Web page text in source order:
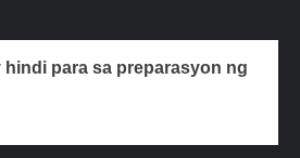
para sa preparasyon ng